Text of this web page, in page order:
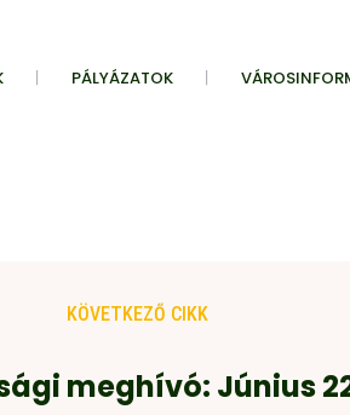
PÁLYÁZATOK
KÖVETKEZŐ CIKK
meghívó: Június